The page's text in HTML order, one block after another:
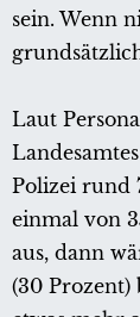
sein. Wenn
Laut
Polizei rund
einmal von
aus, dann
(30 Prozent)